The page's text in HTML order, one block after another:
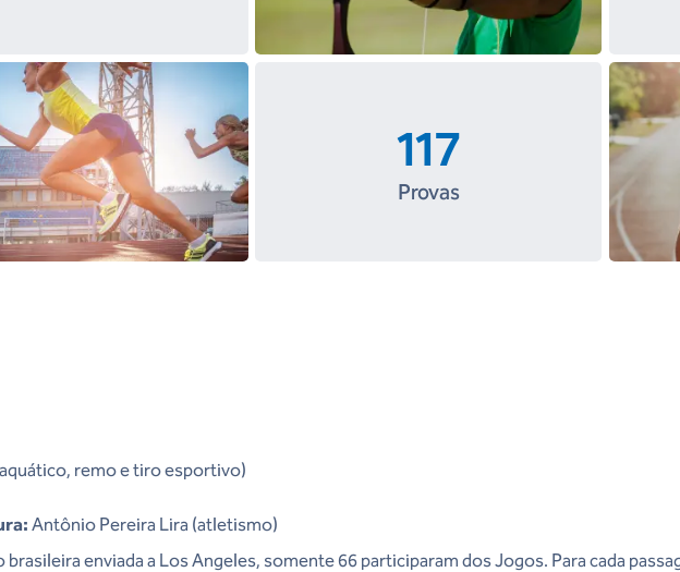
117
Provas
remo e tiro esportivo)
Antônio Pereira Lira (atletismo)
enviada a Los Angeles, somente 66 participaram dos Jogos. Para cada